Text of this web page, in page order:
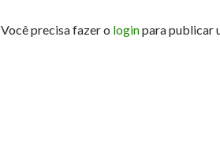
Você precisa fazer o loginpara publicar